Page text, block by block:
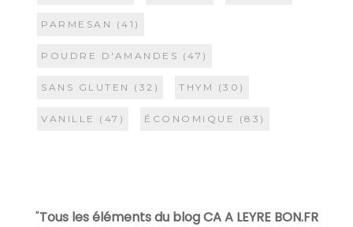
PARMESAN (41)
POUDRE D'AMANDES (47)
SANS GLUTEN (32) THYM (30)
VANILLE (47) ÉCONOMIQUE (83)
"Tous les éléments du blog CA A LEYRE BON.FR